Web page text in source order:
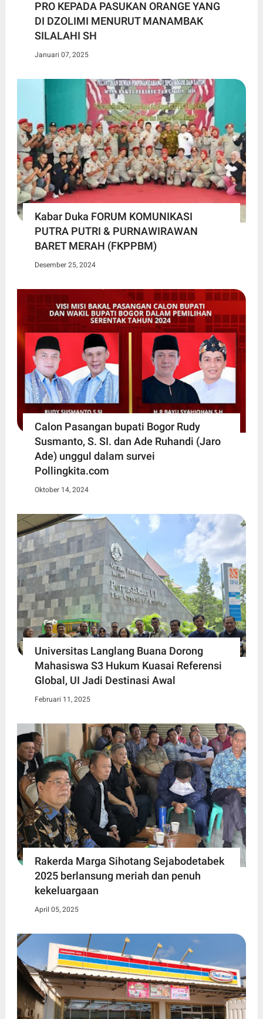
PRO KEPADA PASUKAN ORANGE YANG
DI DZOLIMI MENURUT MANAMBAK
SILALAHI SH
Januari 07, 2025
Kabar Duka FORUM KOMUNIKASI
PUTRA PUTRI & PURNAWIRAWAN
BARET MERAH (FKPPBM)
Desember 25, 2024
Calon Pasangan bupati Bogor Rudy
Susmanto, S. SI. dan Ade Ruhandi (Jaro
Ade) unggul dalam survei
Pollingkita.com
Oktober 14, 2024
Universitas Langlang Buana Dorong
Mahasiswa S3 Hukum Kuasai Referensi
Global, UI Jadi Destinasi Awal
Februari 11, 2025
Rakerda Marga Sihotang Sejabodetabek
2025 berlansung meriah dan penuh
kekeluargaan
April 05, 2025